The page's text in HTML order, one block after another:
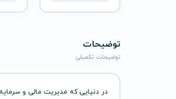
توضیحات
توضیحات تکمیلی
در دنیایی که مدیریت مالی و